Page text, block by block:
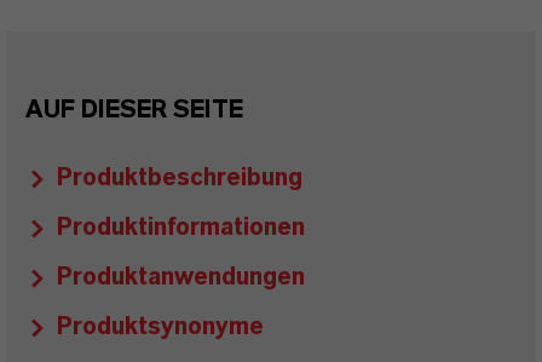
AUF DIESER SEITE
Produktbeschreibung
Produktinformationen
Produktanwendungen
Produktsynonyme